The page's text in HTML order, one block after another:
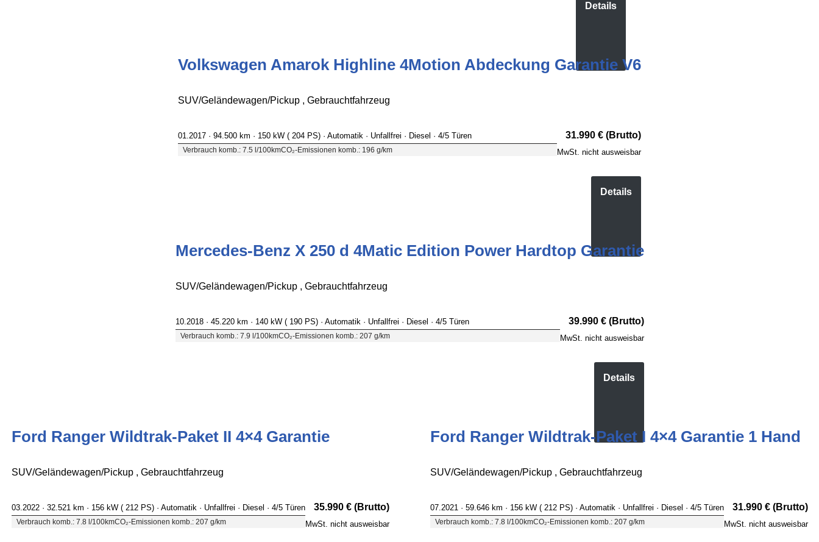
Details
Volkswagen Amarok Highline 4Motion Abdeckung Garantie V6
SUV/Geländewagen/Pickup , Gebrauchtfahrzeug
01.2017 · 94.500 km · 150 kW ( 204 PS) · Automatik · Unfallfrei · Diesel · 4/5 Türen
Verbrauch komb.: 7.5 l/100kmCO₂-Emissionen komb.: 196 g/km
31.990 € (Brutto)
MwSt. nicht ausweisbar
Details
Mercedes-Benz X 250 d 4Matic Edition Power Hardtop Garantie
SUV/Geländewagen/Pickup , Gebrauchtfahrzeug
10.2018 · 45.220 km · 140 kW ( 190 PS) · Automatik · Unfallfrei · Diesel · 4/5 Türen
Verbrauch komb.: 7.9 l/100kmCO₂-Emissionen komb.: 207 g/km
39.990 € (Brutto)
MwSt. nicht ausweisbar
Details
Ford Ranger Wildtrak-Paket II 4×4 Garantie
SUV/Geländewagen/Pickup , Gebrauchtfahrzeug
03.2022 · 32.521 km · 156 kW ( 212 PS) · Automatik · Unfallfrei · Diesel · 4/5 Türen
Verbrauch komb.: 7.8 l/100kmCO₂-Emissionen komb.: 207 g/km
35.990 € (Brutto)
MwSt. nicht ausweisbar
Ford Ranger Wildtrak-Paket I 4×4 Garantie 1 Hand
SUV/Geländewagen/Pickup , Gebrauchtfahrzeug
07.2021 · 59.646 km · 156 kW ( 212 PS) · Automatik · Unfallfrei · Diesel · 4/5 Türen
Verbrauch komb.: 7.8 l/100kmCO₂-Emissionen komb.: 207 g/km
31.990 € (Brutto)
MwSt. nicht ausweisbar